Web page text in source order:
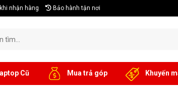
nhận hàng Bảo hành tận nơi
Cũ Mua trả góp Khuyến